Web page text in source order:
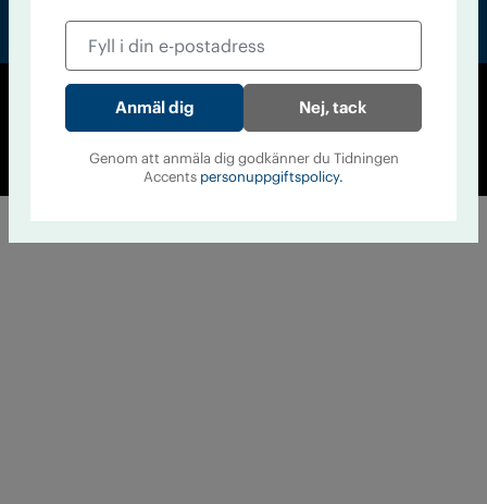
© Tidningen Accent 2026Nej, tack
Genom att anmäla dig godkänner du Tidningen
Accents personuppgiftspolicy.